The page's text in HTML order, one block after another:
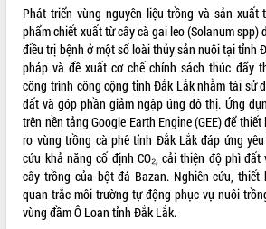
Khám bệnh, cấp phát thuốc miễn phí
và tặng quà người dân xã Cư Pui
Hội nghị UBND tỉnh Đắk Lắk thường kỳ
tháng 7/2026
Lễ truy tặng danh hiệu “Bà Mẹ Việt
Nam Anh hùng” và trao Huân chương
Lao động
UBND tỉnh Đắk Lắk triển khai nhiệm
vụ 6 tháng cuối năm 2026
Kỳ họp thứ Hai, Hội đồng nhân dân
tỉnh khóa XI quyết nghị nhiều nội dung
ALBUM ẢNH
Phát triển vùng nguyên liệu trồng và sản xuất
phẩm chiết xuất từ cây cà gai leo (Solanum spp)
điều trị bệnh ở một số loài thủy sản nuôi tại tỉnh
pháp và đề xuất cơ chế chính sách thúc đẩy
công trình công cộng tỉnh Đắk Lắk nhằm tái sử
đất và góp phần giảm ngập úng đô thị. Ứng
trên nền tảng Google Earth Engine (GEE) để
ro vùng trồng cà phê tỉnh Đắk Lắk đáp ứng yêu
cứu khả năng cố định CO₂, cải thiện độ phì
cây trồng của bột đá Bazan. Nghiên cứu, thiết
quan trắc môi trường tự động phục vụ nuôi
vùng đầm Ô Loan tỉnh Đắk Lắk.